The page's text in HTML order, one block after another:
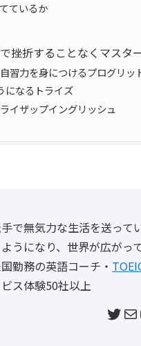
ているか
挫折することなくマスタ
習力を身につけるプログリッ
になるトライズ
イザップイングリッシュ
で無気力な生活を送っ
うになり、世界が広が
勤務の英語コーチ・
ス体験50社以上
Twitter メール